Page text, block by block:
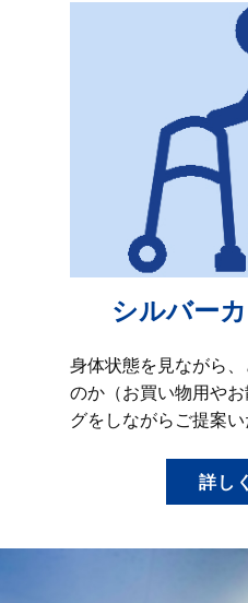
シルバー
身体状態を見ながら
のか（お買い物用や
グをしながらご提案い
詳し